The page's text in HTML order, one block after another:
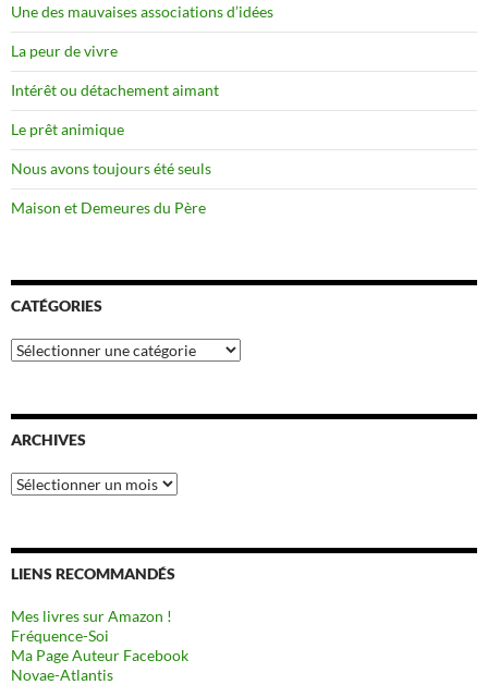
Une des mauvaises associations d’idées
La peur de vivre
Intérêt ou détachement aimant
Le prêt animique
Nous avons toujours été seuls
Maison et Demeures du Père
CATÉGORIES
Catégories
ARCHIVES
Archives
LIENS RECOMMANDÉS
Mes livres sur Amazon !
Fréquence-Soi
Ma Page Auteur Facebook
Novae-Atlantis